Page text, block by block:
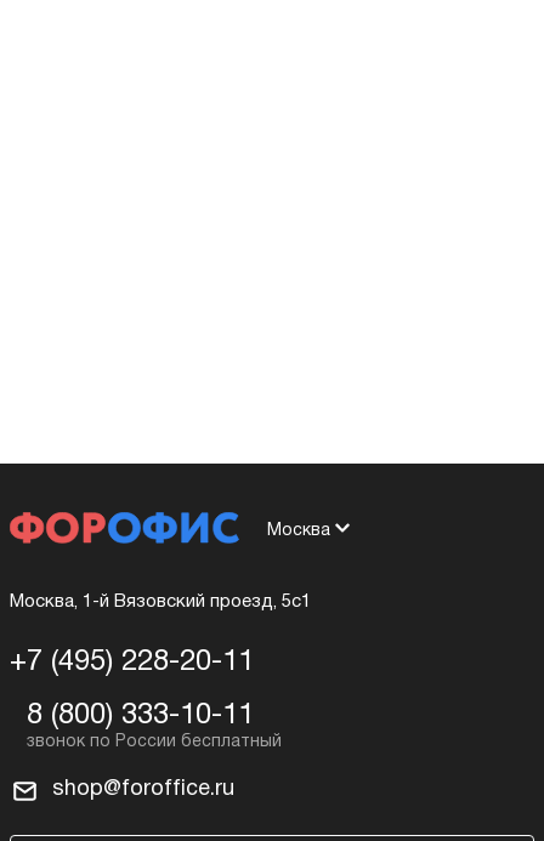
Москва
Москва, 1-й Вязовский проезд, 5с1
+7 (495) 228-20-11
8 (800) 333-10-11
shop@foroffice.ru